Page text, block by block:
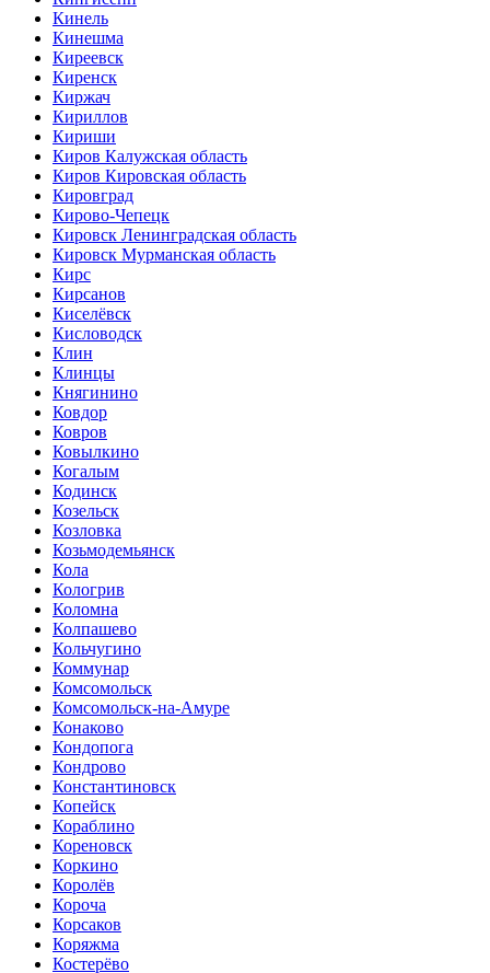
Кинель
Кинешма
Киреевск
Киренск
Киржач
Кириллов
Кириши
Киров Калужская область
Киров Кировская область
Кировград
Кирово-Чепецк
Кировск Ленинградская область
Кировск Мурманская область
Кирс
Кирсанов
Киселёвск
Кисловодск
Клин
Клинцы
Княгинино
Ковдор
Ковров
Ковылкино
Когалым
Кодинск
Козельск
Козловка
Козьмодемьянск
Кола
Кологрив
Коломна
Колпашево
Кольчугино
Коммунар
Комсомольск
Комсомольск-на-Амуре
Конаково
Кондопога
Кондрово
Константиновск
Копейск
Кораблино
Кореновск
Коркино
Королёв
Короча
Корсаков
Коряжма
Костерёво